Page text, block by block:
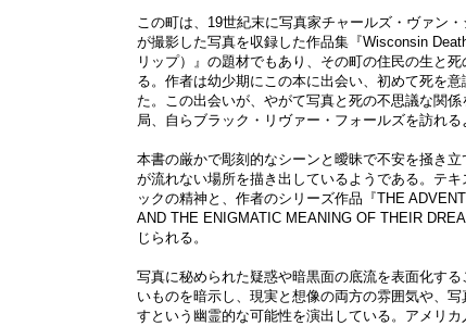
この町は、19世紀末に写真家チャールズ・ヴァン
が撮影した写真を収録した作品集『Wisconsin
リップ）』の題材でもあり、その町の住民の生と
る。作者は幼少期にこの本に出会い、初めて死を
た。この出会いが、やがて写真と死の不思議な関
局、自らブラック・リヴァー・フォールズを訪れる
本書の厳かで彫刻的なシーンと曖昧で不安を掻き
が流れない場所を描き出しているようである。テ
ックの精神と、作者のシリーズ作品『THE
AND THE ENIGMATIC MEANING OF THEIR
じられる。
写真に秘められた疑惑や暗黒面の底流を表面化す
いものを暗示し、現実と想像の両方の雰囲気や、
すという幽霊的な可能性を演出している。アメリ